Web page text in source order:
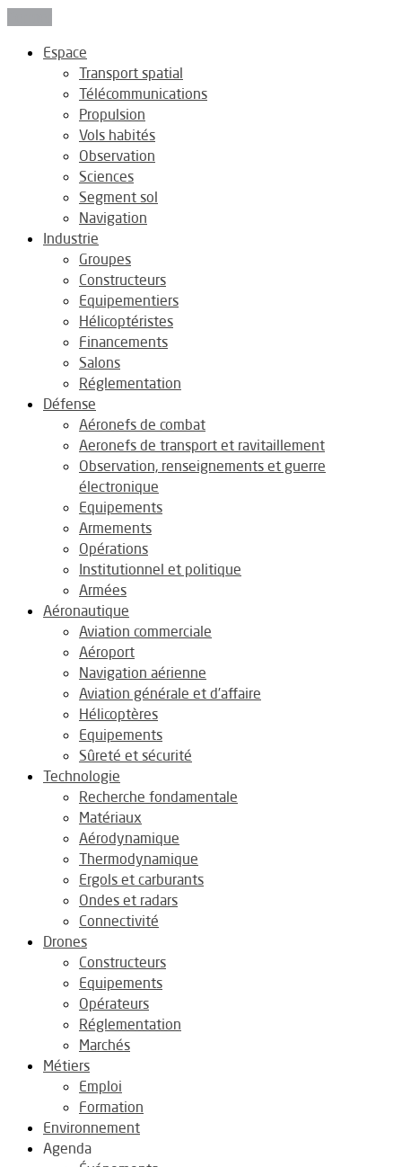
Espace
Transport spatial
Télécommunications
Propulsion
Vols habités
Observation
Sciences
Segment sol
Navigation
Industrie
Groupes
Constructeurs
Equipementiers
Hélicoptéristes
Financements
Salons
Réglementation
Défense
Aéronefs de combat
Aeronefs de transport et ravitaillement
Observation, renseignements et guerre
électronique
Equipements
Armements
Opérations
Institutionnel et politique
Armées
Aéronautique
Aviation commerciale
Aéroport
Navigation aérienne
Aviation générale et d’affaire
Hélicoptères
Equipements
Sûreté et sécurité
Technologie
Recherche fondamentale
Matériaux
Aérodynamique
Thermodynamique
Ergols et carburants
Ondes et radars
Connectivité
Drones
Constructeurs
Equipements
Opérateurs
Réglementation
Marchés
Métiers
Emploi
Formation
Environnement
Agenda